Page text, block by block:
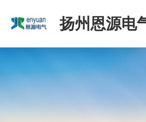
扬州恩源电